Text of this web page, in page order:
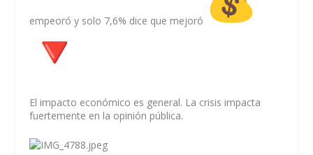
empeoró y solo 7,6% dice que mejoró
El impacto económico es general. La crisis impacta
fuertemente en la opinión pública.